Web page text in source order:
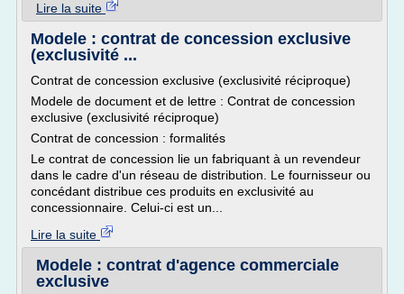
Lire la suite
Modele : contrat de concession exclusive
(exclusivité ...
Contrat de concession exclusive (exclusivité réciproque)
Modele de document et de lettre : Contrat de concession
exclusive (exclusivité réciproque)
Contrat de concession : formalités
Le contrat de concession lie un fabriquant à un revendeur
dans le cadre d'un réseau de distribution. Le fournisseur ou
concédant distribue ces produits en exclusivité au
concessionnaire. Celui-ci est un...
Lire la suite
Modele : contrat d'agence commerciale
exclusive